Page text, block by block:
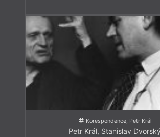
Korespondence, Petr Král
Petr Král, Stanislav Dvorský